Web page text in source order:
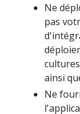
Ne
pas
ainsi
Ne